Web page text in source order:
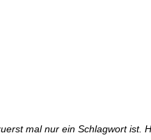
mal nur ein Schlagwort ist.